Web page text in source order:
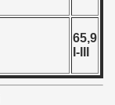
65,9
I-III